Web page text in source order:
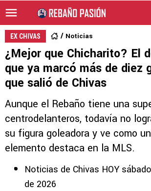
EX CHIVAS Noticias
¿Mejor que Chicharito? El
que ya marcó más de diez
que salió de Chivas
Aunque el Rebaño tiene una
centrodelanteros, todavía no
su figura goleadora y ve como
elemento destaca en la MLS.
Noticias de Chivas HOY
de 2026